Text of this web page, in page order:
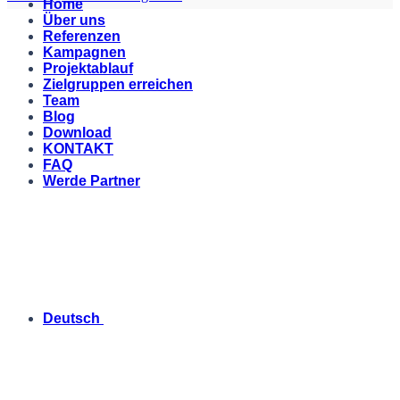
Home
Über uns
Referenzen
Kampagnen
Projektablauf
Zielgruppen erreichen
Team
Blog
Download
KONTAKT
FAQ
Werde Partner
Deutsch